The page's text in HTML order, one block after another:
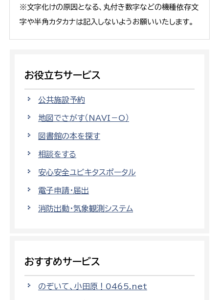
※文字化けの原因となる、丸付き数字などの機種依存文
字や半角カタカナは記入しないようお願いいたします。
お役立ちサービス
公共施設予約
地図でさがす（NAVI－O）
図書館の本を探す
相談をする
安心安全ユビキタスポータル
電子申請・届出
消防出動・気象観測システム
おすすめサービス
のぞいて、小田原！0465.net